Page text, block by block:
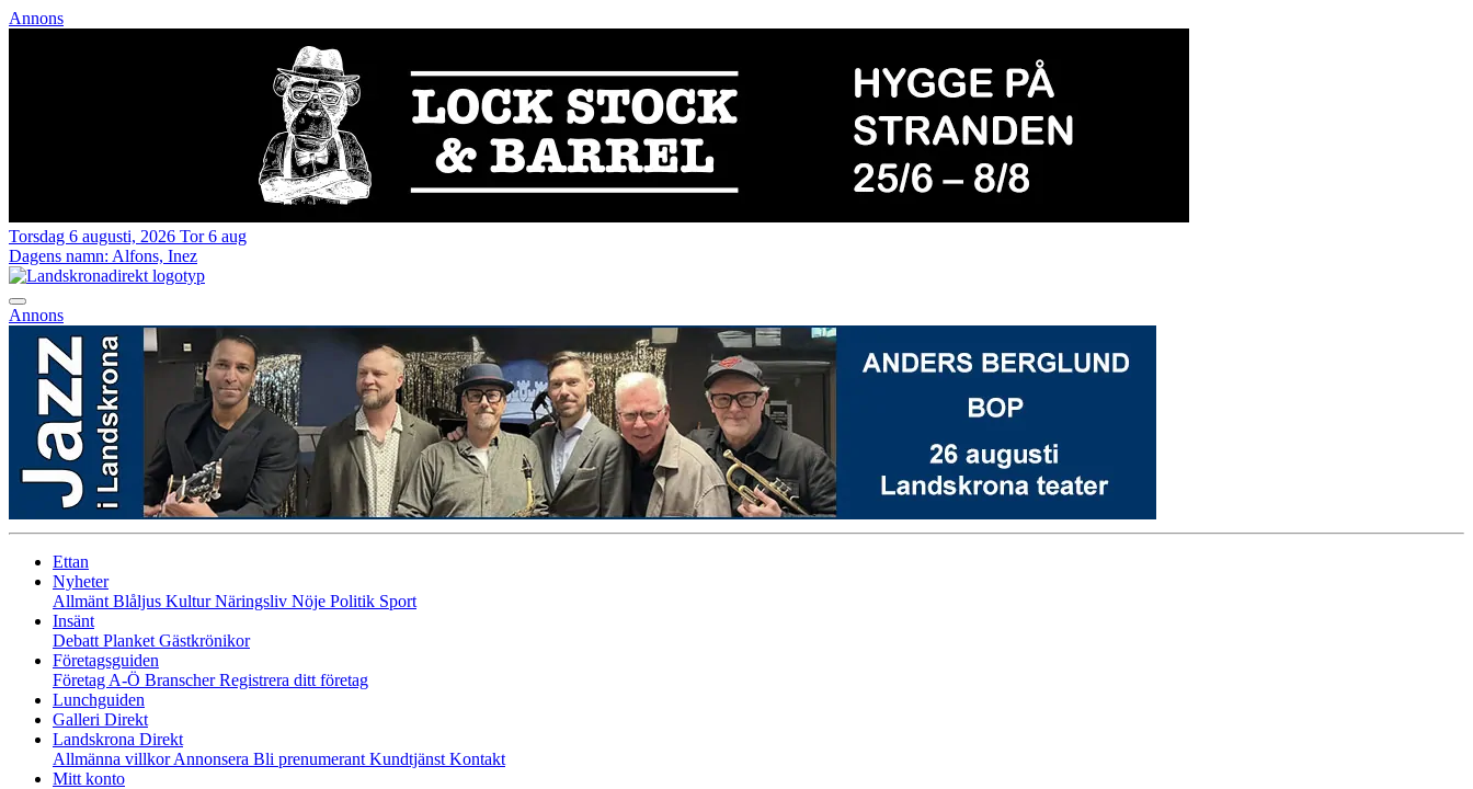
Annons
Torsdag 6 augusti, 2026 Tor 6 aug
Dagens namn: Alfons, Inez
Annons
Ettan
Nyheter
Allmänt Blåljus KulturNäringsliv Nöje Politik Sport
Insänt
Debatt Planket Gästkrönikor
Företagsguiden
Företag A-Ö BranscherRegistrera ditt företag
Lunchguiden
Galleri Direkt
Landskrona Direkt
Allmänna villkorAnnonsera Bli prenumerant Kundtjänst Kontakt
Mitt konto